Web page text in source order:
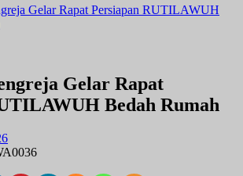
Gelar Rapat Persiapan RUTILAWUH
Gelar Rapat
Bedah Rumah